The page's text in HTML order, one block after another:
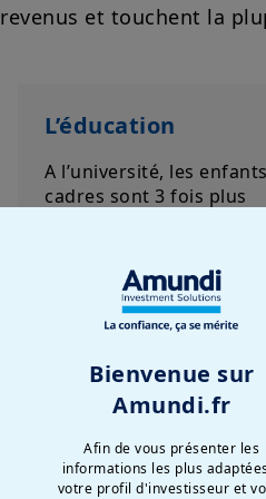
Bienvenue sur
Amundi.fr
Afin de vous présenter les
informations les plus
votre profil d'investisseur et
revenus et touchent la
L’éducation
A l’université, les
cadres sont 3 fois plus
scolaire qui favorise les
enfants de diplômés dès
petites classes. (2)
Les